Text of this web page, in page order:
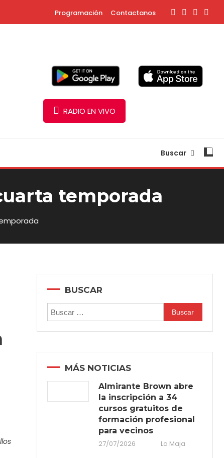
Programación Contactanos
RADIO EN VIVO
Buscar
temporada
BUSCAR
Buscar:
MÁS NOTICIAS
Almirante Brown abre
la inscripción a 34
cursos gratuitos de
formación profesional
para vecinos
27/07/2026
La Maja